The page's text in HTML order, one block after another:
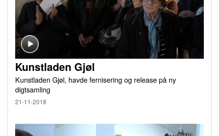
Kunstladen Gjøl
Kunstladen Gjøl, havde fernisering og release på ny
digtsamling
21-11-2018